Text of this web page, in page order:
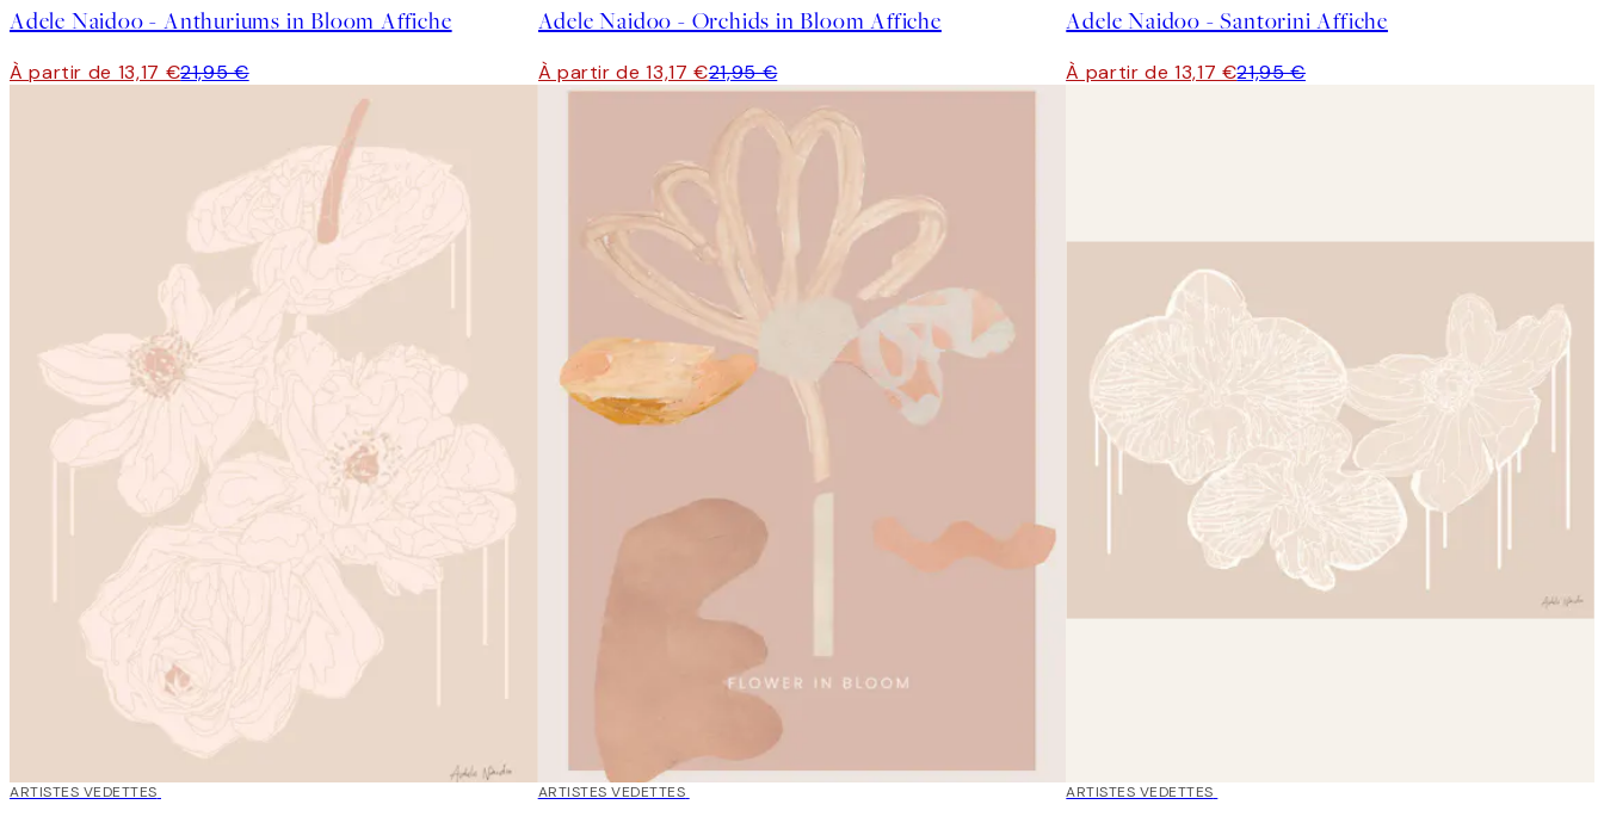
Adele Naidoo - Anthuriums in Bloom Affiche
À partir de 13,17 €21,95 €
Adele Naidoo - Orchids in Bloom Affiche
À partir de 13,17 €21,95 €
Adele Naidoo - Santorini Affiche
À partir de 13,17 €21,95 €
40%*
ARTISTES VEDETTES 40%*
ARTISTES VEDETTES 40%*
ARTISTES VEDETTES